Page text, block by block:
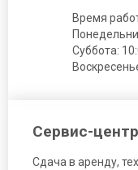
Время
Суббота:
Сервис-
Сдача в аренду,